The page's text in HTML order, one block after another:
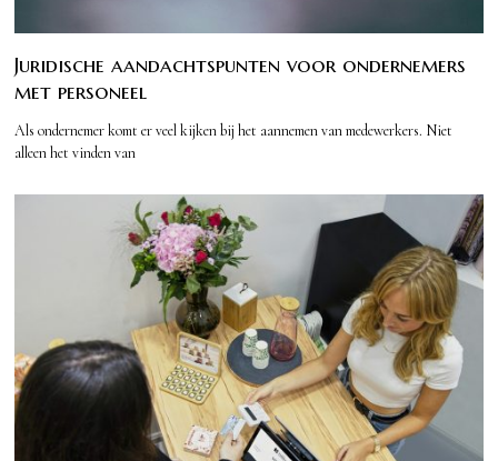
Juridische aandachtspunten voor ondernemers
met personeel
Als ondernemer komt er veel kijken bij het aannemen van medewerkers. Niet
alleen het vinden van